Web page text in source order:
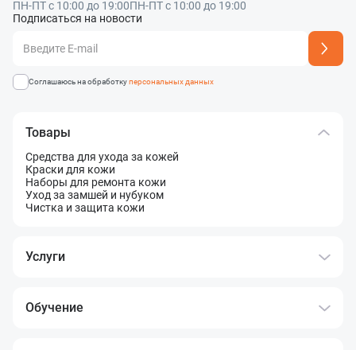
ПН-ПТ с 10:00 до 19:00ПН-ПТ с 10:00 до 19:00
Подписаться на новости
Адрес подписки успешно добавлен
Соглашаюсь на обработкуперсональных данных
Товары
Средства для ухода за кожей
Краски для кожи
Наборы для ремонта кожи
Уход за замшей и нубуком
Чистка и защита кожи
Услуги
Обучение